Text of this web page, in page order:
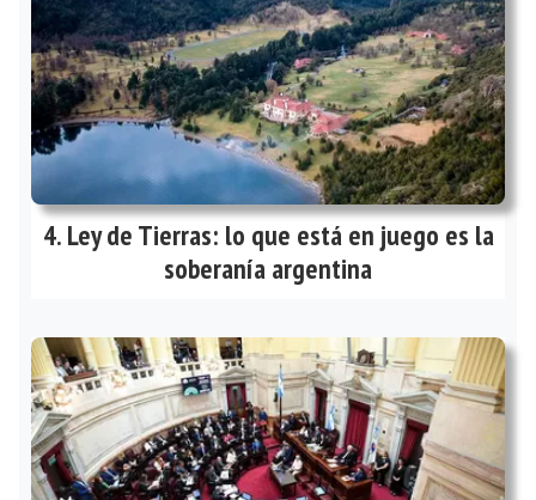
Ley de Tierras: lo que está en juego es la
soberanía argentina